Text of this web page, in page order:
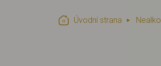
Úvodní strana Nealko